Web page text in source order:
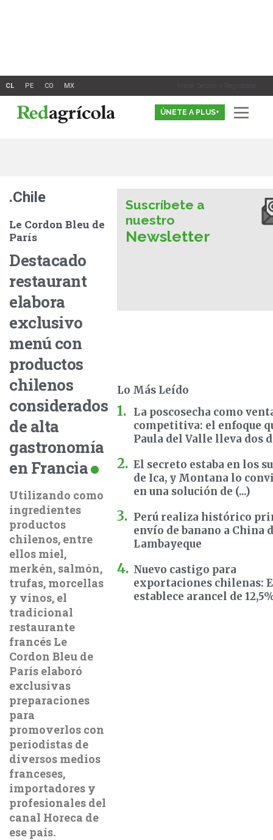
Inicia Sesión o Registrate
ÚNETE A PLUS+
.Chile
Le Cordon Bleu de
París
Destacado
restaurant
elabora
exclusivo
menú con
productos
chilenos
considerados
de alta
gastronomía
en Francia
Utilizando como
ingredientes
productos
chilenos, entre
ellos miel,
merkén, salmón,
trufas, morcellas
y vinos, el
tradicional
restaurante
francés Le
Cordon Bleu de
París elaboró
exclusivas
preparaciones
para
promoverlos con
periodistas de
diversos medios
franceses,
importadores y
profesionales del
canal Horeca de
ese país.
Suscríbete a
nuestro
Newsletter
Lo Más Leído
La poscosecha como
competitiva: el enfoque
Paula del Valle lleva dos
El secreto estaba en los
de Ica, y Montana lo
en una solución de (...)
Perú realiza histórico
envío de banano a China
Lambayeque
Nuevo castigo para
exportaciones chilenas:
establece arancel de